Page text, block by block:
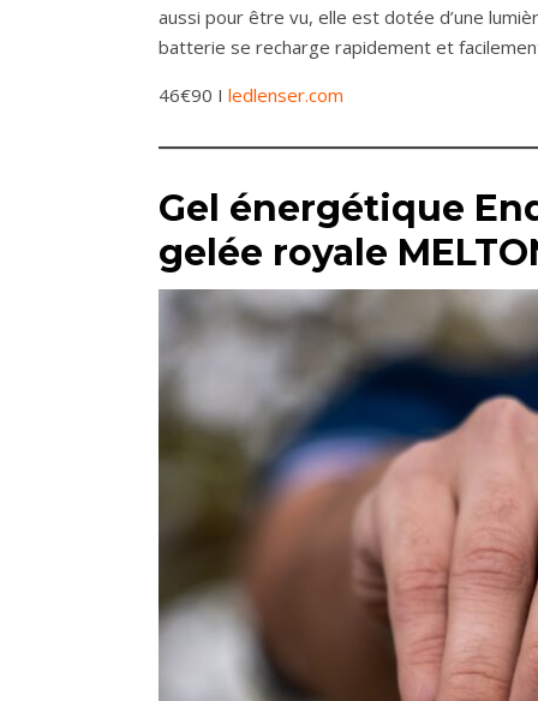
aussi pour être vu, elle est dotée d’une
batterie se recharge rapidement et
46€90 I ledlenser.com
Gel énergétique
gelée royale